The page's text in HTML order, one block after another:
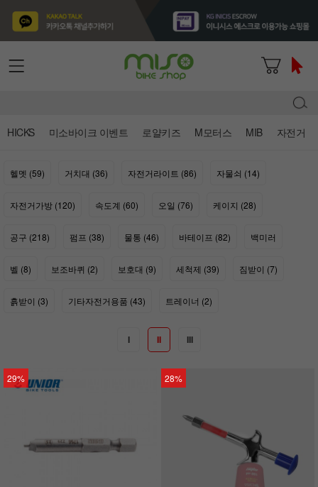
HICKS 미소바이크 이벤트 로얄키즈 M모터스 MIB 자전거
헬멧 (59) 거치대 (36) 자전거라이트 (86) 자물쇠 (14)
자전거가방 (120) 속도계 (60) 오일 (76) 케이지 (28)
공구 (218) 펌프 (38) 물통 (46) 바테이프 (82) 백미러
벨 (8) 보조바퀴 (2) 보호대 (9) 세척제 (39) 짐받이 (7)
흙받이 (3) 기타자전거용품 (43) 트레이너 (2)
I II III
29% 28%